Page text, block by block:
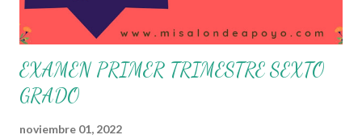
y con la comunidad, a fin de atender las problemáticas
identificadas. Compañeros docentes en est...
EXAMEN PRIMER TRIMESTRE SEXTO
GRADO
noviembre 01, 2022